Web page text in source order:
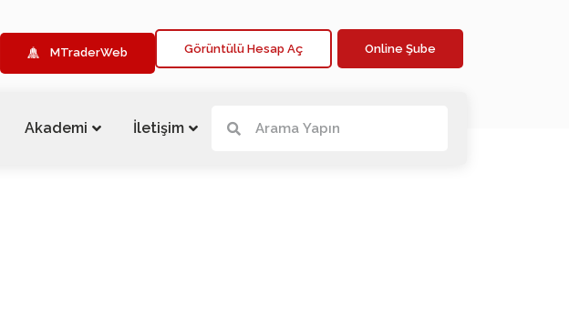
MTraderWeb Görüntülü Hesap Aç Online Şube
Akademi İletişim